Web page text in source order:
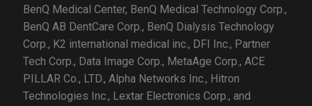
BenQ Medical Center, BenQ Medical Technology Corp.,
BenQ AB DentCare Corp., BenQ Dialysis Technology
Corp., K2 international medical inc., DFI Inc., Partner
Tech Corp., Data Image Corp., MetaAge Corp., ACE
PILLAR Co., LTD., Alpha Networks Inc., Hitron
Technologies Inc., Lextar Electronics Corp., and